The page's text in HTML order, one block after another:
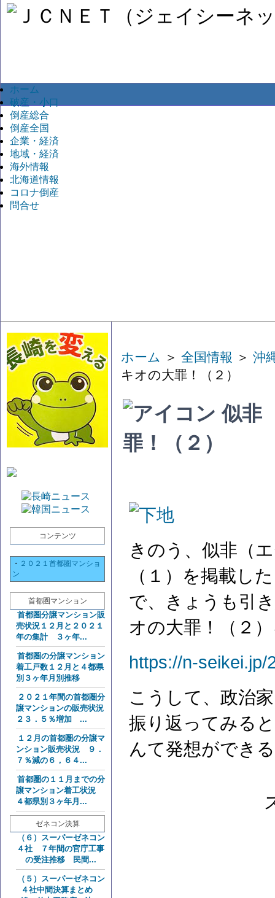
ホーム
破産・小口
倒産総合
倒産全国
企業・経済
地域・経済
海外情報
北海道情報
コロナ倒産
問合せ
コンテンツ
・ ２０２１首都圏マンショ
ン
首都圏マンション
首都圏分譲マンション販
売状況１２月と２０２１
年の集計 ３ヶ年...
首都圏の分譲マンション
着工戸数１２月と４都県
別３ヶ年月別推移
２０２１年間の首都圏分
譲マンションの販売状況
２３．５％増加 ...
１２月の首都圏の分譲マ
ンション販売状況 ９．
７％減の６，６４...
首都圏の１１月までの分
譲マンション着工状況
４都県別３ヶ年月...
ゼネコン決算
（６）スーパーゼネコン
４社 ７年間の官庁工事
の受注推移 民間...
（５）スーパーゼネコン
４社中間決算まとめ
ホーム ＞ 全国情報 ＞ 沖
キオの大罪！（２）
似非
罪！（２）
きのう、似非（
（１）を掲載し
で、きょうも引
オの大罪！（２
https://n-seikei.jp/
こうして、政治
振り返ってみる
んて発想ができ